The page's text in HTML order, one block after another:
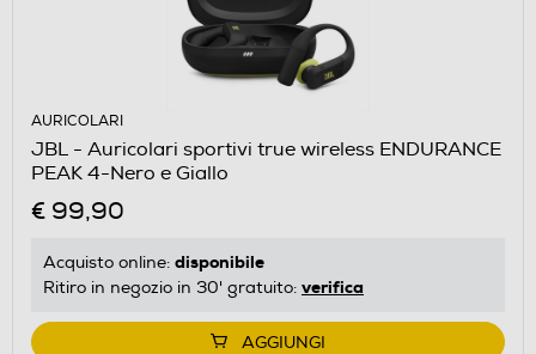
AURICOLARI
JBL - Auricolari sportivi true wireless ENDURANCE
PEAK 4-Nero e Giallo
€ 99,90
Acquisto online: disponibile
Ritiro in negozio in 30' gratuito: verifica
AGGIUNGI